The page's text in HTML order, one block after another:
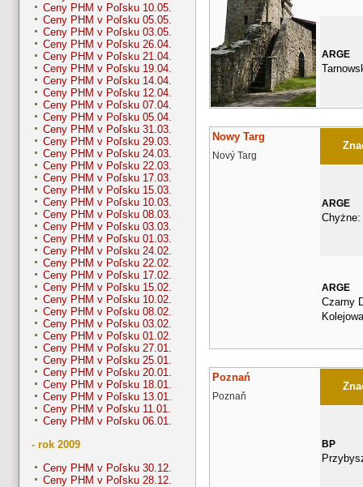
Ceny PHM v Poľsku 10.05.
Ceny PHM v Poľsku 05.05.
Ceny PHM v Poľsku 03.05.
Ceny PHM v Poľsku 26.04.
Ceny PHM v Poľsku 21.04.
Ceny PHM v Poľsku 19.04.
Ceny PHM v Poľsku 14.04.
Ceny PHM v Poľsku 12.04.
Ceny PHM v Poľsku 07.04.
Ceny PHM v Poľsku 05.04.
Ceny PHM v Poľsku 31.03.
Ceny PHM v Poľsku 29.03.
Ceny PHM v Poľsku 24.03.
Ceny PHM v Poľsku 22.03.
Ceny PHM v Poľsku 17.03.
Ceny PHM v Poľsku 15.03.
Ceny PHM v Poľsku 10.03.
Ceny PHM v Poľsku 08.03.
Ceny PHM v Poľsku 03.03.
Ceny PHM v Poľsku 01.03.
Ceny PHM v Poľsku 24.02.
Ceny PHM v Poľsku 22.02.
Ceny PHM v Poľsku 17.02.
Ceny PHM v Poľsku 15.02.
Ceny PHM v Poľsku 10.02.
Ceny PHM v Poľsku 08.02.
Ceny PHM v Poľsku 03.02.
Ceny PHM v Poľsku 01.02.
Ceny PHM v Poľsku 27.01.
Ceny PHM v Poľsku 25.01.
Ceny PHM v Poľsku 20.01.
Ceny PHM v Poľsku 18.01.
Ceny PHM v Poľsku 13.01.
Ceny PHM v Poľsku 11.01.
Ceny PHM v Poľsku 06.01.
- rok 2009
Ceny PHM v Poľsku 30.12.
Ceny PHM v Poľsku 28.12.
ARGE
Nowy Targ
Nový Targ
ARGE
Chyżne:
ARGE
Czarny
Poznań
Poznaň
BP